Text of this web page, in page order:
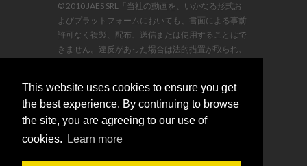
This website uses cookies to ensure you get
the best experience. By continuing to browse
the site, you are agreeing to our use of
cookies.
Learn more
© 2010 JAES SRL「当社の動画を、いかなる形式お
よびプラットフォームにおいても、書面による事前
許可なく複製、配布、送信または使用することはで
きません。違反があった場合は法的措置が取られ、